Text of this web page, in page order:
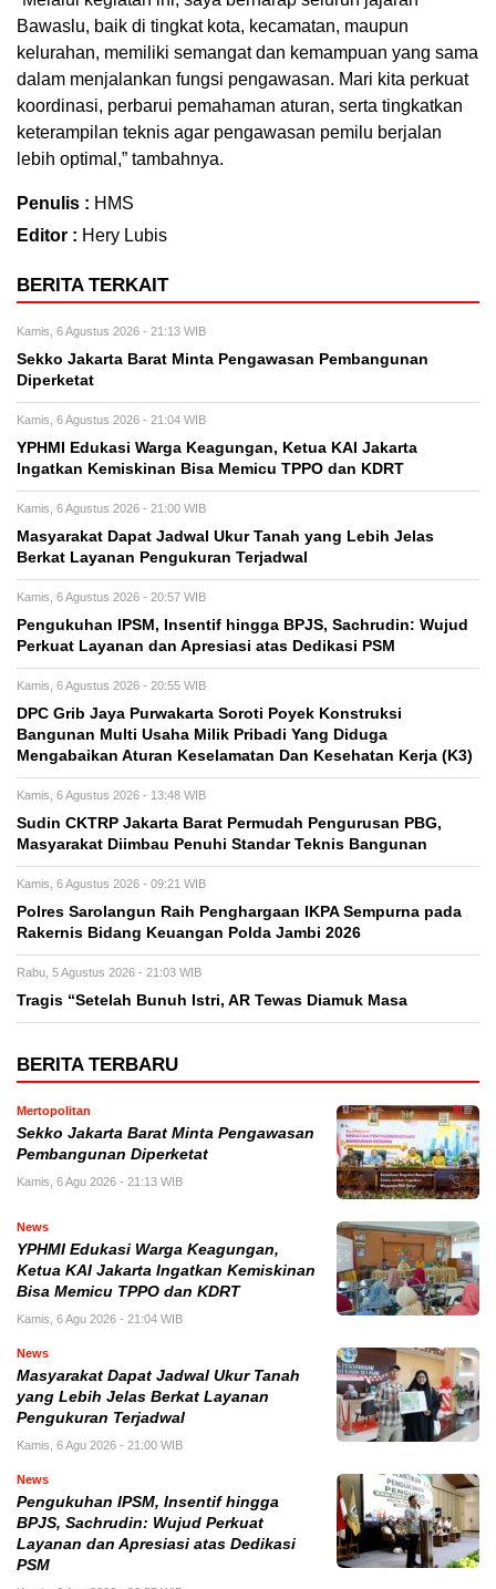
Bawaslu, baik di tingkat kota, kecamatan, maupun
kelurahan, memiliki semangat dan kemampuan yang sama
dalam menjalankan fungsi pengawasan. Mari kita perkuat
koordinasi, perbarui pemahaman aturan, serta tingkatkan
keterampilan teknis agar pengawasan pemilu berjalan
lebih optimal,” tambahnya.
Penulis : HMS
Editor : Hery Lubis
BERITA TERKAIT
Kamis, 6 Agustus 2026 - 21:13 WIB
Sekko Jakarta Barat Minta Pengawasan Pembangunan
Diperketat
Kamis, 6 Agustus 2026 - 21:04 WIB
YPHMI Edukasi Warga Keagungan, Ketua KAI Jakarta
Ingatkan Kemiskinan Bisa Memicu TPPO dan KDRT
Kamis, 6 Agustus 2026 - 21:00 WIB
Masyarakat Dapat Jadwal Ukur Tanah yang Lebih Jelas
Berkat Layanan Pengukuran Terjadwal
Kamis, 6 Agustus 2026 - 20:57 WIB
Pengukuhan IPSM, Insentif hingga BPJS, Sachrudin: Wujud
Perkuat Layanan dan Apresiasi atas Dedikasi PSM
Kamis, 6 Agustus 2026 - 20:55 WIB
DPC Grib Jaya Purwakarta Soroti Poyek Konstruksi
Bangunan Multi Usaha Milik Pribadi Yang Diduga
Mengabaikan Aturan Keselamatan Dan Kesehatan Kerja (K3)
Kamis, 6 Agustus 2026 - 13:48 WIB
Sudin CKTRP Jakarta Barat Permudah Pengurusan PBG,
Masyarakat Diimbau Penuhi Standar Teknis Bangunan
Kamis, 6 Agustus 2026 - 09:21 WIB
Polres Sarolangun Raih Penghargaan IKPA Sempurna pada
Rakernis Bidang Keuangan Polda Jambi 2026
Rabu, 5 Agustus 2026 - 21:03 WIB
Tragis “Setelah Bunuh Istri, AR Tewas Diamuk Masa
BERITA TERBARU
Mertopolitan
Sekko Jakarta Barat Minta Pengawasan
Pembangunan Diperketat
Kamis, 6 Agu 2026 - 21:13 WIB
News
YPHMI Edukasi Warga Keagungan,
Ketua KAI Jakarta Ingatkan Kemiskinan
Bisa Memicu TPPO dan KDRT
Kamis, 6 Agu 2026 - 21:04 WIB
News
Masyarakat Dapat Jadwal Ukur Tanah
yang Lebih Jelas Berkat Layanan
Pengukuran Terjadwal
Kamis, 6 Agu 2026 - 21:00 WIB
News
Pengukuhan IPSM, Insentif hingga
BPJS, Sachrudin: Wujud Perkuat
Layanan dan Apresiasi atas Dedikasi
PSM